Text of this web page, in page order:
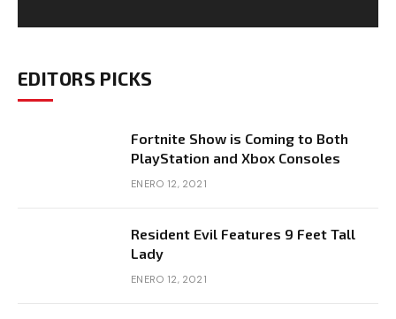
EDITORS PICKS
Fortnite Show is Coming to Both
PlayStation and Xbox Consoles
ENERO 12, 2021
Resident Evil Features 9 Feet Tall
Lady
ENERO 12, 2021